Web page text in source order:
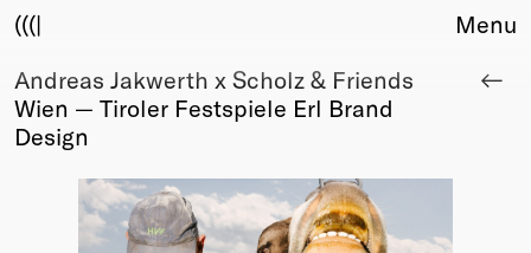
(((|
About
Club
Award
Fair Work
Menu
Andreas Jakwerth x Scholz & Friends
Wien — Tiroler Festspiele Erl Brand
Design